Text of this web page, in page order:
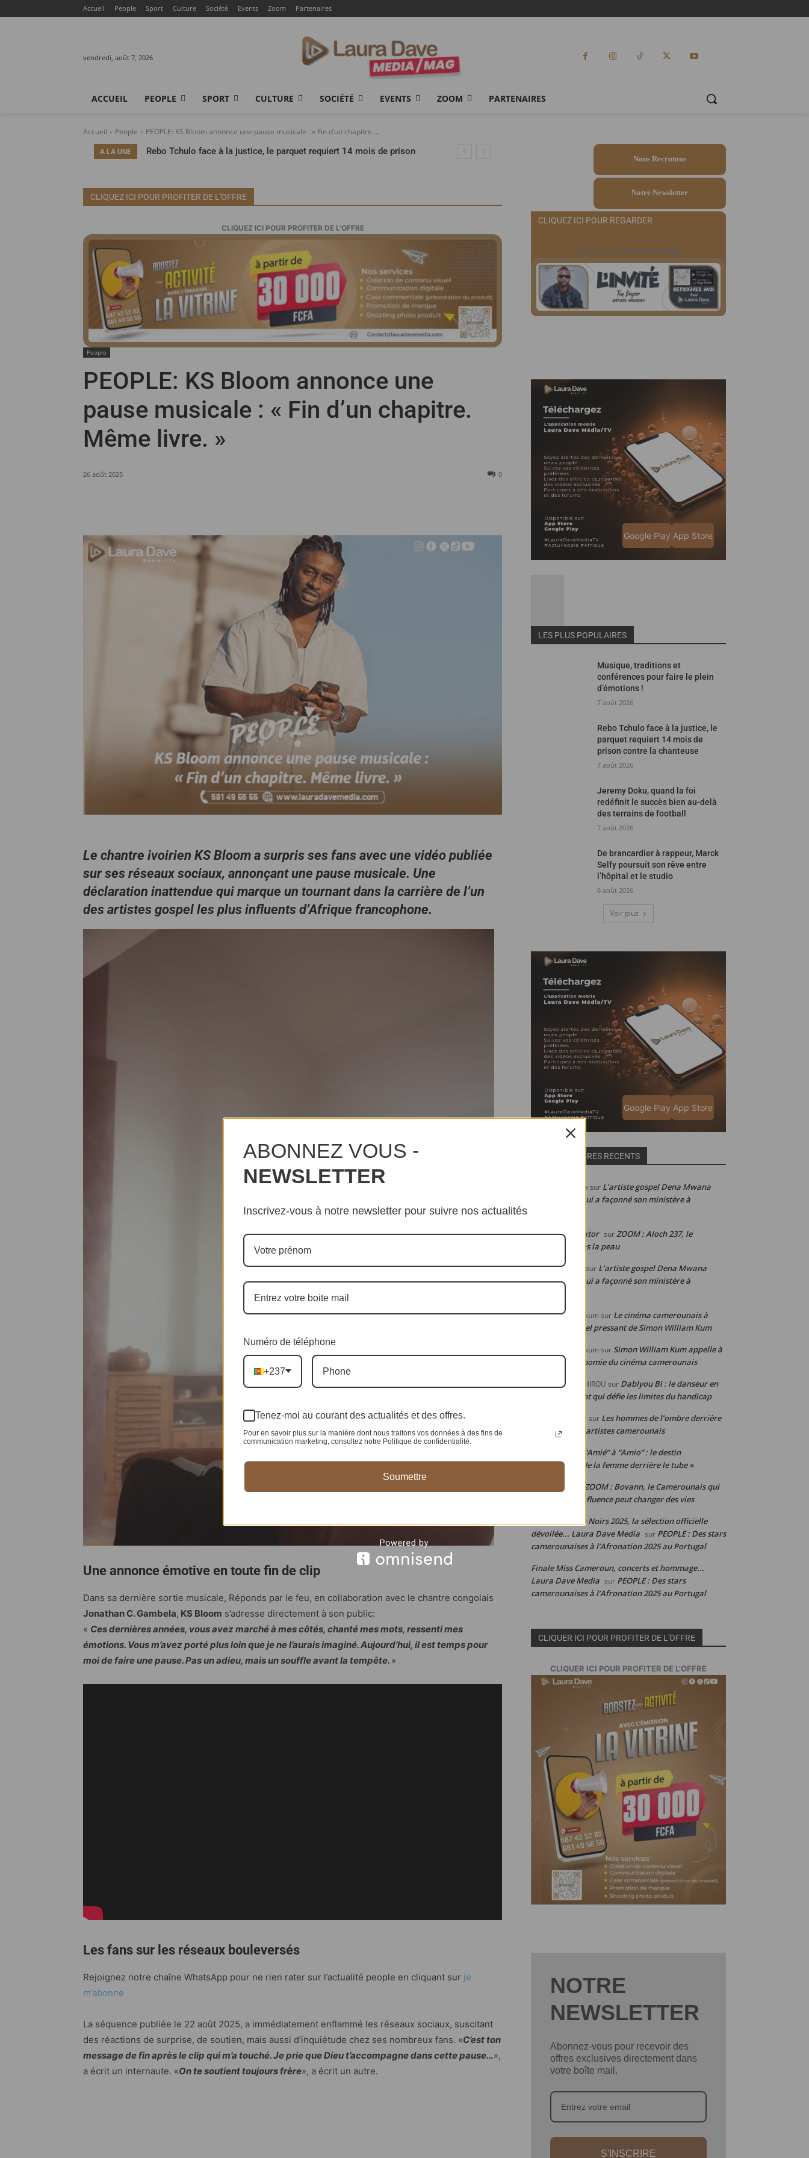
Accueil People Sport Culture Société Events Zoom Partenaires
vendredi, août 7, 2026
ACCUEIL PEOPLE SPORT CULTURE SOCIÉTÉ EVENTS ZOOM PARTENAIRES
Accueil People PEOPLE: KS Bloom annonce une pause musicale : « Fin d’un chapitre....
A LA UNE
Rebo Tchulo face à la justice, le parquet requiert 14 mois de prison
CLIQUEZ ICI POUR PROFITER DE L'OFFRE
CLIQUEZ ICI POUR PROFITER DE L'OFFRE
People
PEOPLE: KS Bloom annonce une
pause musicale : « Fin d’un chapitre.
Même livre. »
26 août 2025 0
Le chantre ivoirien KS Bloom a surpris ses fans avec une vidéo publiée
sur ses réseaux sociaux, annonçant une pause musicale. Une
déclaration inattendue qui marque un tournant dans la carrière de l’un
des artistes gospel les plus influents d’Afrique francophone.
Une annonce émotive en toute fin de clip
Dans sa dernière sortie musicale, Réponds par le feu, en collaboration avec le chantre congolais
Jonathan C. Gambela, KS Bloom s’adresse directement à son public:
« Ces dernières années, vous avez marché à mes côtés, chanté mes mots, ressenti mes
émotions. Vous m’avez porté plus loin que je ne l’aurais imaginé. Aujourd’hui, il est temps pour
moi de faire une pause. Pas un adieu, mais un souffle avant la tempête. »
Les fans sur les réseaux bouleversés
Rejoignez notre chaîne WhatsApp pour ne rien rater sur l’actualité people en cliquant sur je
m’abonne
La séquence publiée le 22 août 2025, a immédiatement enflammé les réseaux sociaux, suscitant
des réactions de surprise, de soutien, mais aussi d’inquiétude chez ses nombreux fans. «C’est ton
message de fin après le clip qui m’a touché. Je prie que Dieu t’accompagne dans cette pause…»,
a écrit un internaute. «On te soutient toujours frère», a écrit un autre.
Nous Recrutons
Notre Newsletter
CLIQUEZ ICI POUR REGARDER
CLIQUEZ ICI POUR REGARDER
Google Play App Store
LES PLUS POPULAIRES
Musique, traditions et
conférences pour faire le plein
d’émotions !
7 août 2026
Rebo Tchulo face à la justice, le
parquet requiert 14 mois de
prison contre la chanteuse
7 août 2026
Jeremy Doku, quand la foi
redéfinit le succès bien au-delà
des terrains de football
7 août 2026
De brancardier à rappeur, Marck
Selfy poursuit son rêve entre
l’hôpital et le studio
6 août 2026
Voir plus
Google Play App Store
COMMENTAIRES RECENTS
Meabelle de Julia sur L’artiste gospel Dena Mwana
dévoile la clé qui a façonné son ministère à
Alain Web-creator surZOOM : Aloch 237, le
Cameroun dans la peau
Stéphanie laure sur L’artiste gospel Dena Mwana
dévoile la clé qui a façonné son ministère à
Simon WILLIAM kum sur Le cinéma camerounais à
l’agonie : l’appel pressant de Simon William Kum
Simon WILLIAM kum sur Simon William Kum appelle à
repenser l’économie du cinéma camerounais
WOGABBA BACHIROU sur Dablyou Bi : le danseur en
fauteuil roulant qui défie les limites du handicap
sur Les hommes de l’ombre derrière
la réussite des artistes camerounais
De “Amié” à “Amio” : le destin
bouleversant de la femme derrière le tube »
Tanis junior
ZOOM : Bovann, le Camerounais qui
prouve que l’influence peut changer des vies
Festival Écrans Noirs 2025, la sélection officielle
dévoilée... Laura Dave Media sur PEOPLE : Des stars
camerounaises à l’Afronation 2025 au Portugal
Finale Miss Cameroun, concerts et hommage...
Laura Dave Media sur PEOPLE : Des stars
camerounaises à l’Afronation 2025 au Portugal
CLIQUER ICI POUR PROFITER DE L'OFFRE
CLIQUER ICI POUR PROFITER DE L'OFFRE
NOTRE
NEWSLETTER
Abonnez-vous pour recevoir des
offres exclusives directement dans
votre boîte mail.
S'INSCRIRE
ABONNEZ VOUS -
NEWSLETTER
Inscrivez-vous à notre newsletter pour suivre nos actualités
Numéro de téléphone
+237
Tenez-moi au courant des actualités et des offres.
Pour en savoir plus sur la manière dont nous traitons vos données à des fins de
communication marketing, consultez notre Politique de confidentialité.
Soumettre